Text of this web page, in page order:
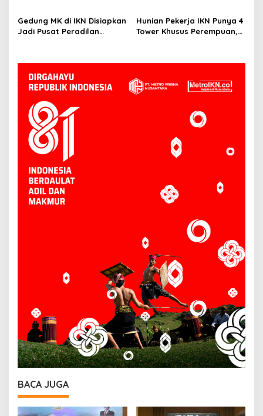
dan Manfaatnya
Gedung MK di IKN Disiapkan
Jadi Pusat Peradilan
Persen
Hunian Pekerja IKN Punya 4
Tower Khusus Perempuan,
BACA JUGA